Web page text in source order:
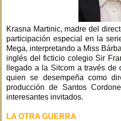
Krasna Martinic, madre del
participación especial en la
Mega, interpretando a Miss
inglés del ficticio colegio Sir
llegado a la Sitcom a través
quien se desempeña como
producción de Santos
interesantes invitados.
LA OTRA GUERRA